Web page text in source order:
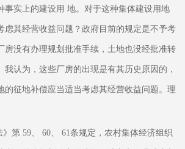
事实上的建设用 地。对于这种集体建设用地
虑其经营收益问题？政府目前的规定是不予考
房没有办理规划批准手续，土地也没经批准转
我认为，这些厂房的出现是有其历史原因的，
的征地补偿应当适当考虑其经营收益问题。理
59、 60、 61条规定，农村集体经济组织